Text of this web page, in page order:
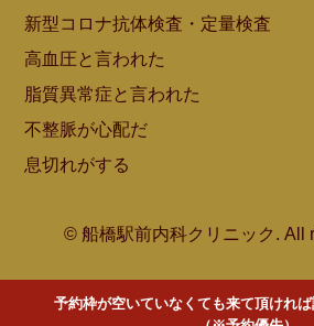
予約枠が空いていなくても来て頂けれ
新型コロナ抗体検査・定量検査
高血圧と言われた
脂質異常症と言われた
不整脈が心配だ
息切れがする
© 船橋駅前内科クリニック. All